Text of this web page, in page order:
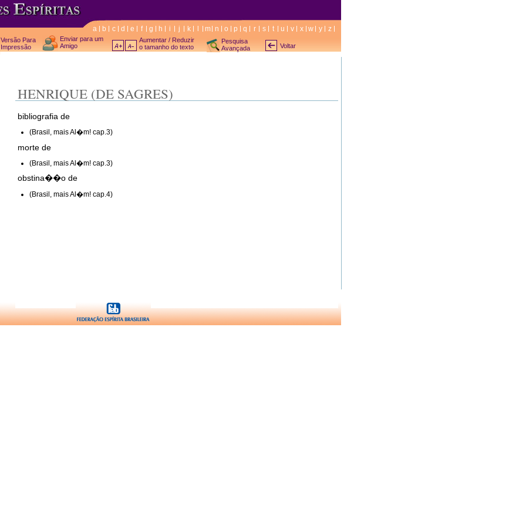
a b c d e f g h i j k m n o p q r s t u v x w y z
Versão Para
Impressão
Enviar para um
Amigo
Aumentar / Reduzir
o tamanho do texto
Pesquisa
Avançada
Voltar
HENRIQUE (DE SAGRES)
bibliografia de
(Brasil, mais Al�m! cap.3)
morte de
(Brasil, mais Al�m! cap.3)
obstina��o de
(Brasil, mais Al�m! cap.4)